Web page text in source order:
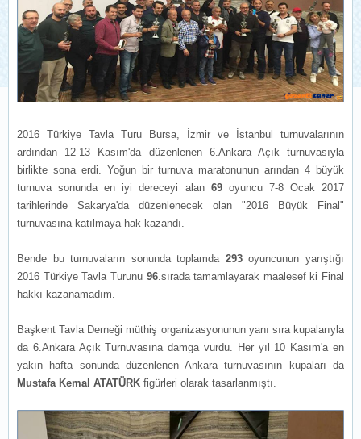
2016 Türkiye Tavla Turu Bursa, İzmir ve İstanbul turnuvalarının
ardından 12-13 Kasım'da düzenlenen 6.Ankara Açık turnuvasıyla
birlikte sona erdi. Yoğun bir turnuva maratonunun arından 4 büyük
turnuva sonunda en iyi dereceyi alan 69oyuncu 7-8 Ocak 2017
tarihlerinde Sakarya'da düzenlenecek olan "2016 Büyük Final"
turnuvasına katılmaya hak kazandı.
Bende bu turnuvaların sonunda toplamda 293oyuncunun yarıştığı
2016 Türkiye Tavla Turunu 96.sırada tamamlayarak maalesef ki Final
hakkı kazanamadım.
Başkent Tavla Derneği müthiş organizasyonunun yanı sıra kupalarıyla
da 6.Ankara Açık Turnuvasına damga vurdu. Her yıl 10 Kasım'a en
yakın hafta sonunda düzenlenen Ankara turnuvasının kupaları da
Mustafa Kemal ATATÜRK figürleri olarak tasarlanmıştı.